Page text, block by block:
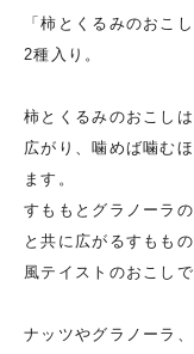
「柿とくるみのおこ
2種入り。
柿とくるみのおこし
広がり、噛めば噛む
ます。
すももとグラノーラ
と共に広がるすもも
風テイストのおこしで
ナッツやグラノーラ